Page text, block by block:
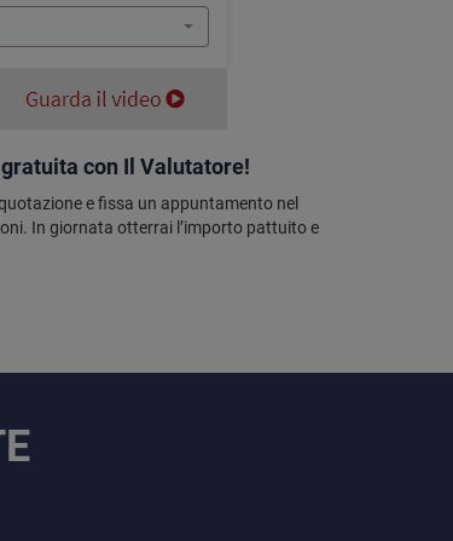
con Il Valutatore!
e fissa un appuntamento nel
In giornata otterrai l’importo pattuito e